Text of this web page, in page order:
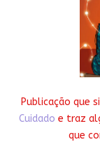
Publicação que
Cuidado e traz
que